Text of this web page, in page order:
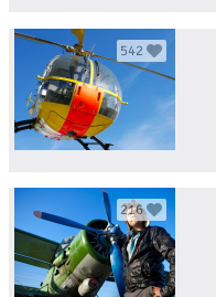
542
216